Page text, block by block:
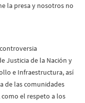
la presa y nosotros no
Justicia de la Nación y
e Infraestructura, así
de las comunidades
como el respeto a los